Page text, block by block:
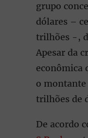
grupo
dólares –
trilhões -,
Apesar da
econômica
o montante
trilhões de
De acordo